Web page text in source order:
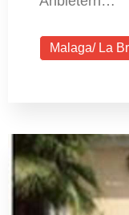
Malaga/ La